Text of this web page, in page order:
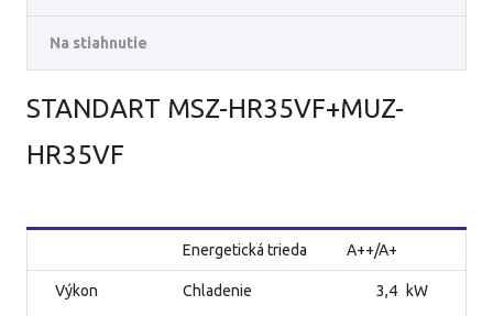
Na stiahnutie
STANDART MSZ-HR35VF+MUZ-
HR35VF
Energetická trieda A++/A+
Výkon Chladenie 3,4 kW